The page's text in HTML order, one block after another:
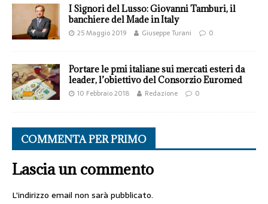
I Signori del Lusso: Giovanni Tamburi, il
banchiere del Made in Italy
25 Maggio 2019 Giuseppe Turani 0
Portare le pmi italiane sui mercati esteri da
leader, l’obiettivo del Consorzio Euromed
10 Febbraio 2018 Redazione 0
COMMENTA PER PRIMO
Lascia un commento
L'indirizzo email non sarà pubblicato.